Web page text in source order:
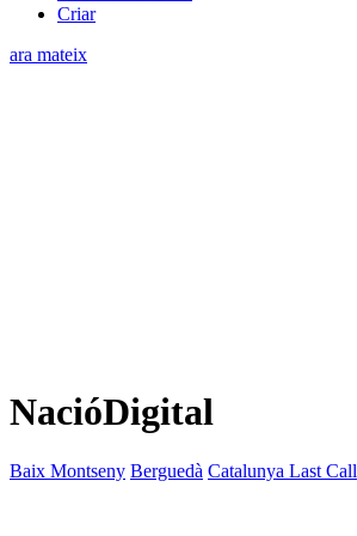
Criar
ara mateix
NacióDigital
Baix Montseny Berguedà Catalunya Last Call